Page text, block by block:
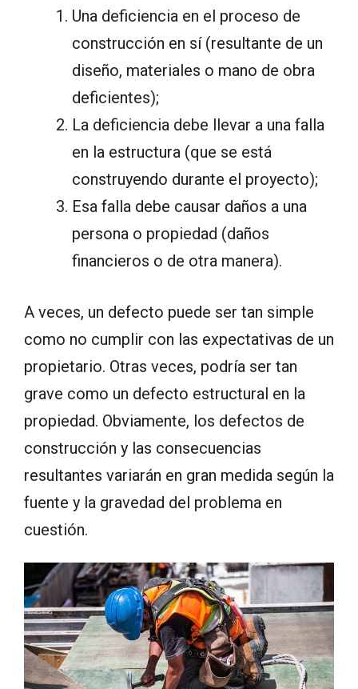
Una deficiencia en el proceso de
construcción en sí (resultante de un
diseño, materiales o mano de obra
deficientes);
La deficiencia debe llevar a una falla
en la estructura (que se está
construyendo durante el proyecto);
Esa falla debe causar daños a una
persona o propiedad (daños
financieros o de otra manera).
A veces, un defecto puede ser tan simple
como no cumplir con las expectativas de un
propietario. Otras veces, podría ser tan
grave como un defecto estructural en la
propiedad. Obviamente, los defectos de
construcción y las consecuencias
resultantes variarán en gran medida según la
fuente y la gravedad del problema en
cuestión.